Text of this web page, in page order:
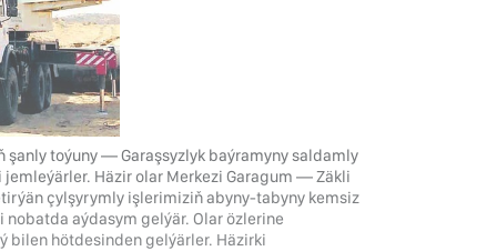
toýuny — Garaşsyzlyk baýramyny saldamly
Häzir olar Merkezi Garagum — Zäkli
çylşyrymly işlerimiziň abyny-tabyny kemsiz
aýdasym gelýär. Olar özlerine
bilen hötdesinden gelýärler. Häzirki